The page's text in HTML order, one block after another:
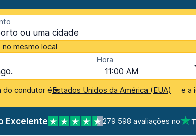
mesmo local
Hora
11:00 AM
do condutor éEstados Unidos da América (EUA) e a
Excelente 279 598 avaliações no